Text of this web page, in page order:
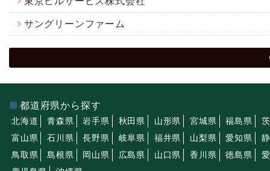
サングリーンファーム
都道府県から探す
北海道 青森県 岩手県 秋田県 山形県 宮城県 福島県
富山県
石川県 長野県 岐阜県 福井県 山梨県 愛知県
鳥取県
島根県 岡山県 広島県 山口県 香川県 徳島県